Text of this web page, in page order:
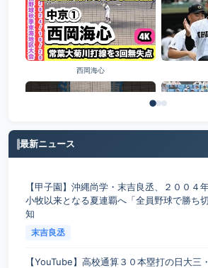
西岡海心
最新ニュース
【甲子園】沖縄尚学・末吉良丞、２００４
小牧以来となる夏連覇へ「全員野球で勝ち
知
末吉良丞
【YouTube】高校通算３０本塁打の日大三